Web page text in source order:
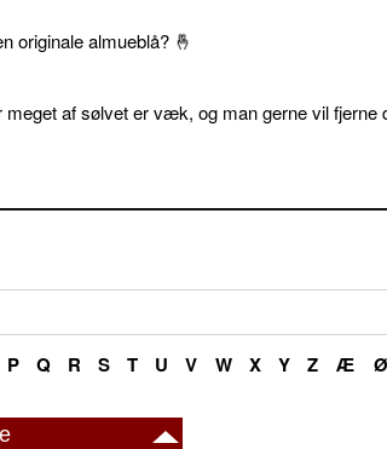
originale almueblå? 🤞
af sølvet er væk, og man gerne vil fjerne
P Q R S T U V W X Y Z Æ Ø